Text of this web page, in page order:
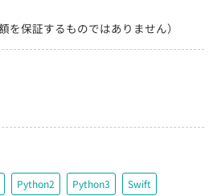
を保証するものではありません）
Python2 Python3 Swift